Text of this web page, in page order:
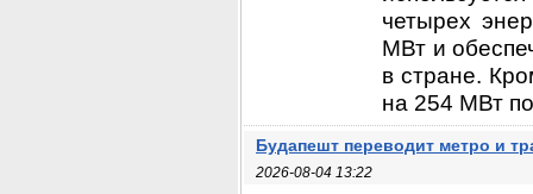
четырех
МВт и
в стране.
на 254 МВт
Будапешт переводит метро и
2026-08-04 13:22